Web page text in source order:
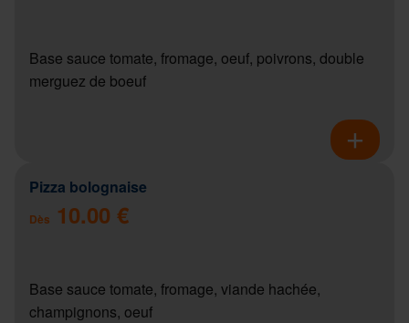
Base sauce tomate, fromage, oeuf, poivrons, double
merguez de boeuf
Pizza bolognaise
Dès 10.00 €
Base sauce tomate, fromage, viande hachée,
champignons, oeuf